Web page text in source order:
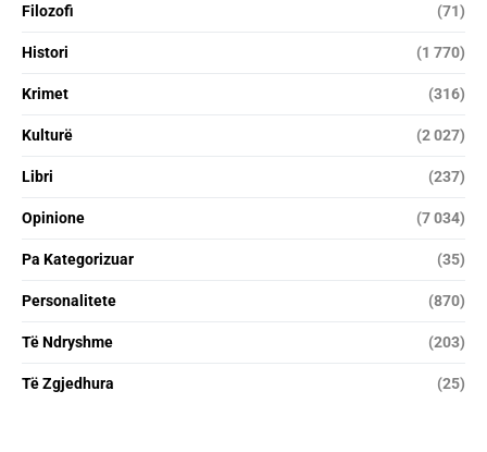
Filozofi (71)
Histori (1 770)
Krimet (316)
Kulturë (2 027)
Libri (237)
Opinione (7 034)
Pa Kategorizuar (35)
Personalitete (870)
Të Ndryshme (203)
Të Zgjedhura (25)